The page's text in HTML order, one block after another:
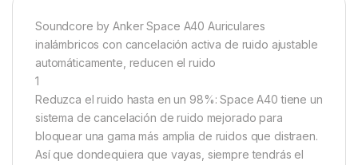
Soundcore by Anker Space A40 Auriculares
inalámbricos con cancelación activa de ruido ajustable
automáticamente, reducen el ruido
1
Reduzca el ruido hasta en un 98%: Space A40 tiene un
sistema de cancelación de ruido mejorado para
bloquear una gama más amplia de ruidos que distraen.
Así que dondequiera que vayas, siempre tendrás el